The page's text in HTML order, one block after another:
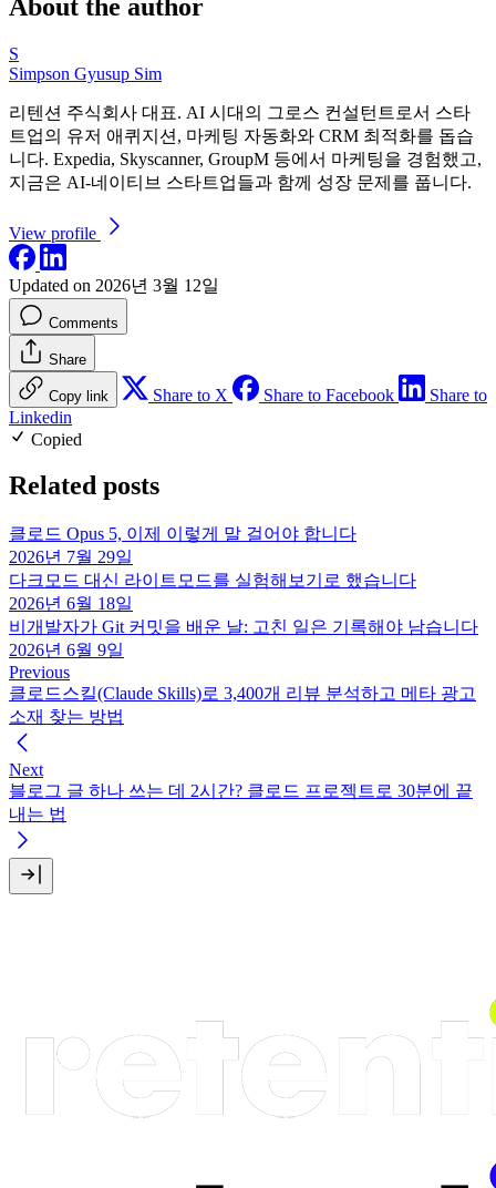
About the author
S
Simpson Gyusup Sim
리텐션 주식회사 대표. AI 시대의 그로스 컨설턴트로서 스타
트업의 유저 애퀴지션, 마케팅 자동화와 CRM 최적화를 돕습
니다. Expedia, Skyscanner, GroupM 등에서 마케팅을 경험했고,
지금은 AI-네이티브 스타트업들과 함께 성장 문제를 풉니다.
View profile
Updated on 2026년 3월 12일
Comments
Share
Copy link Share to X Share to Facebook
Share to
Linkedin
Copied
Related posts
클로드 Opus 5, 이제 이렇게 말 걸어야 합니다
2026년 7월 29일
다크모드 대신 라이트모드를 실험해보기로 했습니다
2026년 6월 18일
비개발자가 Git 커밋을 배운 날: 고친 일은 기록해야 남습니다
2026년 6월 9일
Previous
클로드스킬(Claude Skills)로 3,400개 리뷰 분석하고 메타 광고
소재 찾는 방법
Next
블로그 글 하나 쓰는 데 2시간? 클로드 프로젝트로 30분에 끝
내는 법